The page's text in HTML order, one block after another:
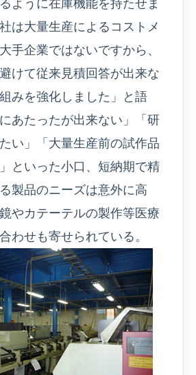
ように在庫機能を持たせま
は大量生産によるコストメ
手企業ではないですから、
けて従来見積回答が出来な
みを強化しました」と語
あたったが出来ない」「研
い」「大量生産前の試作品
といった小口、短納期で精
製品のニーズは意外に高
やカテーテルの製作等医療
わせも寄せられている。